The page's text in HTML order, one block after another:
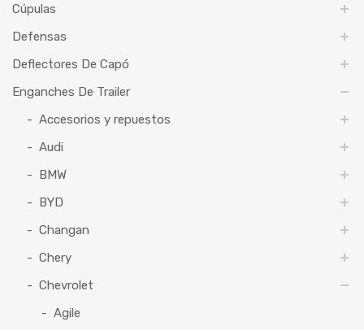
Cúpulas
Defensas
Deflectores De Capó
Enganches De Trailer
Accesorios y repuestos
Audi
BMW
BYD
Changan
Chery
Chevrolet
Agile